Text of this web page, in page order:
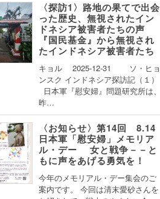
〈探訪1〉路地の果てで出会
った歴史、無視されたイン
ドネシア被害者たちの声
『国民基金』から無視され
たインドネシア被害者たち
キョル 2025-12-31 ソ・ヒョ
ンスク インドネシア探訪記（１）
日本軍『慰安婦』問題研究所は、
昨…
〈お知らせ〉第14回 8.14
日本軍「慰安婦」メモリア
ル・デー 女と戦争－－と
もに声をあげる勇気を！
今年のメモリアル・デー集会のご
案内です。 今回は清末愛砂さんを